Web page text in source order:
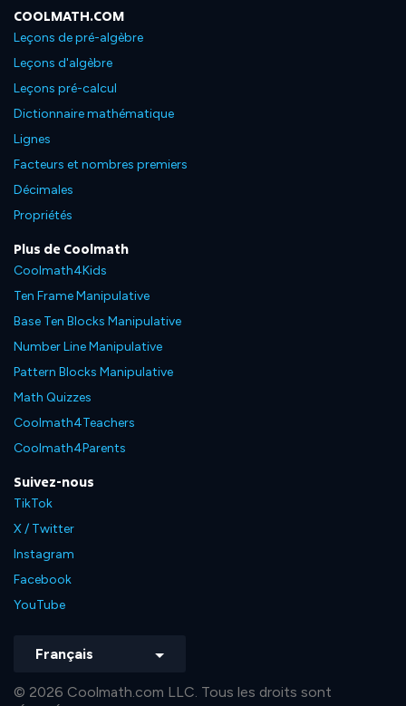
COOLMATH.COM
Leçons de pré-algèbre
Leçons d'algèbre
Leçons pré-calcul
Dictionnaire mathématique
Lignes
Facteurs et nombres premiers
Décimales
Propriétés
Plus de Coolmath
Coolmath4Kids
Ten Frame Manipulative
Base Ten Blocks Manipulative
Number Line Manipulative
Pattern Blocks Manipulative
Math Quizzes
Coolmath4Teachers
Coolmath4Parents
Suivez-nous
TikTok
X / Twitter
Instagram
Facebook
YouTube
Français
© 2026 Coolmath.com LLC. Tous les droits sont